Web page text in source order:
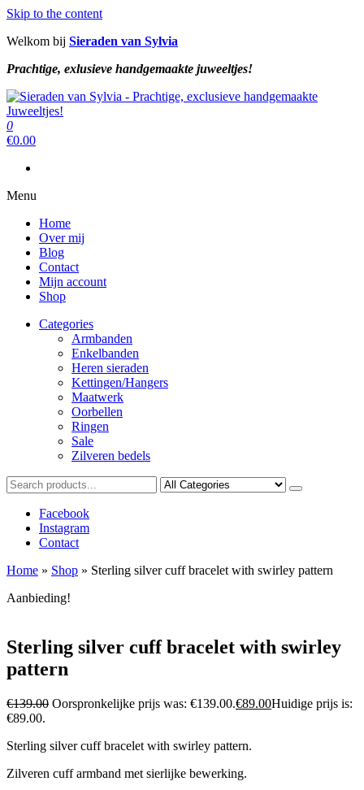
Skip to the content
Welkom bij Sieraden van Sylvia
Prachtige, exlusieve handgemaakte juweeltjes!
Sieraden van Sylvia
Prachtige, exclusieve handgemaakte juweeltjes!
Sieraden van Sylvia
Prachtige, exclusieve handgemaakte juweeltjes!
0
€0.00
Menu
Home
Over mij
Blog
Contact
Mijn account
Shop
Categories
Armbanden
Enkelbanden
Heren sieraden
Kettingen/Hangers
Maatwerk
Oorbellen
Ringen
Sale
Zilveren bedels
Facebook
Instagram
Contact
Home » Shop » Sterling silver cuff bracelet with swirley pattern
Aanbieding!
Sterling silver cuff bracelet with swirley
pattern
€139.00 Oorspronkelijke prijs was: €139.00.€89.00Huidige prijs is:
€89.00.
Sterling silver cuff bracelet with swirley pattern.
Zilveren cuff armband met sierlijke bewerking.